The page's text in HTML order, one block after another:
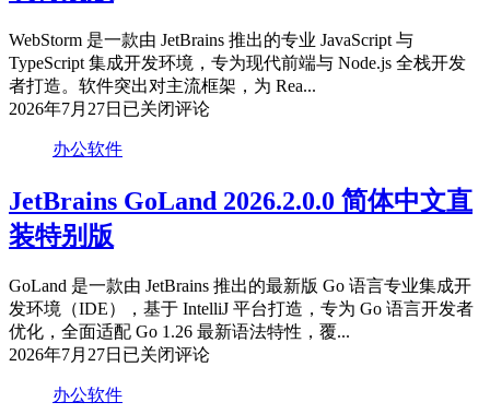
装
特
别
版
WebStorm 是一款由 JetBrains 推出的专业 JavaScript 与
TypeScript 集成开发环境，专为现代前端与 Node.js 全栈开发
者打造。软件突出对主流框架，为 Rea...
2026年7月27日 JetBrains
2026.2.0
体
中
装
别
版
已关闭评论
办公软件
JetBrains GoLand 2026.2.0.0 简体中文直
装特别版
GoLand 是一款由 JetBrains 推出的最新版 Go 语言专业集成开
发环境（IDE），基于 IntelliJ 平台打造，专为 Go 语言开发者
优化，全面适配 Go 1.26 最新语法特性，覆...
2026年7月27日 JetBrains
2026.2.0.0
已关闭评论
办公软件